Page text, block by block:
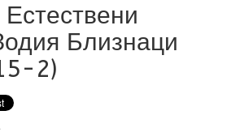
Близнаци
2)